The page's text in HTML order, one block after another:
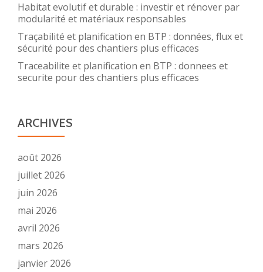
Habitat evolutif et durable : investir et rénover par
modularité et matériaux responsables
Traçabilité et planification en BTP : données, flux et
sécurité pour des chantiers plus efficaces
Traceabilite et planification en BTP : donnees et
securite pour des chantiers plus efficaces
ARCHIVES
août 2026
juillet 2026
juin 2026
mai 2026
avril 2026
mars 2026
janvier 2026